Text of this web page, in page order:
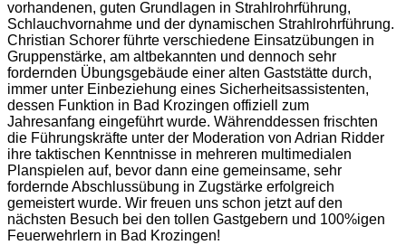
vorhandenen, guten Grundlagen in Strahlrohrführung,
Schlauchvornahme und der dynamischen Strahlrohrführung.
Christian Schorer führte verschiedene Einsatzübungen in
Gruppenstärke, am altbekannten und dennoch sehr
fordernden Übungsgebäude einer alten Gaststätte durch,
immer unter Einbeziehung eines Sicherheitsassistenten,
dessen Funktion in Bad Krozingen offiziell zum
Jahresanfang eingeführt wurde. Währenddessen frischten
die Führungskräfte unter der Moderation von Adrian Ridder
ihre taktischen Kenntnisse in mehreren multimedialen
Planspielen auf, bevor dann eine gemeinsame, sehr
fordernde Abschlussübung in Zugstärke erfolgreich
gemeistert wurde. Wir freuen uns schon jetzt auf den
nächsten Besuch bei den tollen Gastgebern und 100%igen
Feuerwehrlern in Bad Krozingen!